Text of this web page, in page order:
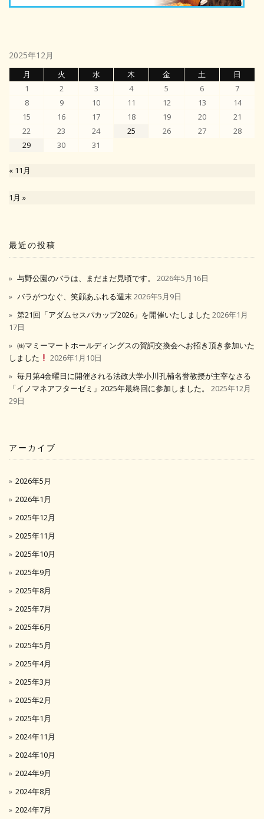
2025年12月
月 火 水 木 金 土
日
1
2 3 4 5 6
7
8
9 10 11 12 13
14
15
16 17 18 19 20
21
22
23 24 25 26 27
28
29
30 31
« 11月
1月 »
最近の投稿
与野公園のバラは、まだまだ見頃です。
2026年5月16日
バラがつなぐ、笑顔あふれる週末2026年5月9日
第21回「アダムセスパカップ2026」を開催いたしました 2026年1月
17日
㈱マミーマートホールディングスの賀詞交換会へお招き頂き参加いた
しました
2026年1月10日
毎月第4金曜日に開催される法政大学小川孔輔名誉教授が主宰なさる
「イノマネアフターゼミ」2025年最終回に参加しました。
2025年12月
29日
アーカイブ
2026年5月
2026年1月
2025年12月
2025年11月
2025年10月
2025年9月
2025年8月
2025年7月
2025年6月
2025年5月
2025年4月
2025年3月
2025年2月
2025年1月
2024年11月
2024年10月
2024年9月
2024年8月
2024年7月